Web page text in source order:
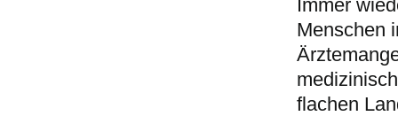
Immer
Menschen
flachen